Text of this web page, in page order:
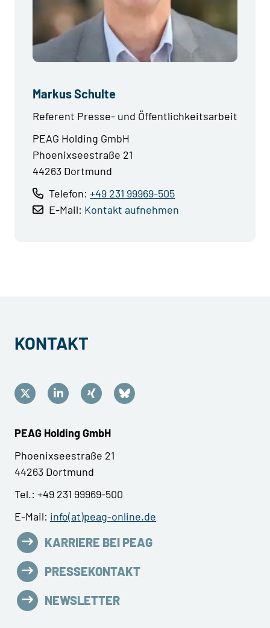
Markus Schulte
Referent Presse- und Öffentlichkeitsarbeit
PEAG Holding GmbH
Phoenixseestraße 21
44263 Dortmund
Telefon: +49 231 99969-505
E-Mail: Kontakt aufnehmen
KONTAKT
PEAG Holding GmbH
Phoenixseestraße 21
44263 Dortmund
Tel.: +49 231 99969-500
E-Mail: info(at)peag-online.de
KARRIERE BEI PEAG
PRESSEKONTAKT
NEWSLETTER